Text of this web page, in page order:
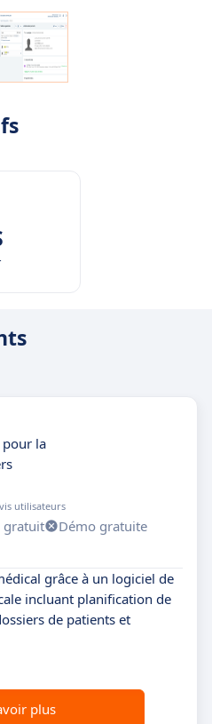
la
utilisateurs
gratuit
Démo gratuite
grâce à un logiciel de
incluant planification de
de patients et
plus